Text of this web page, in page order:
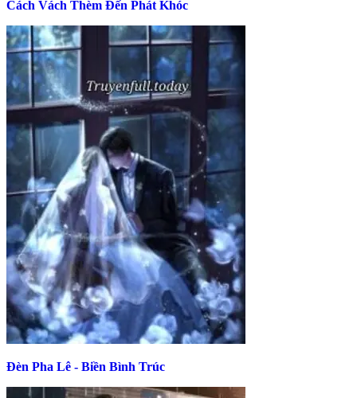
Cách Vách Thèm Đến Phát Khóc
Đèn Pha Lê - Biền Bình Trúc